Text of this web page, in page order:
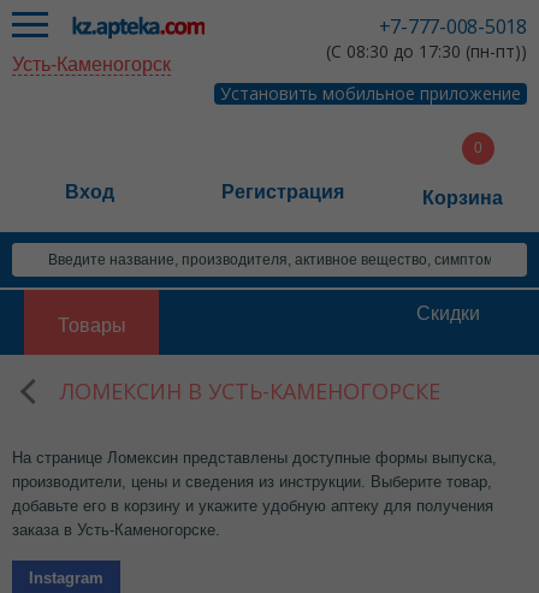
+7-777-008-5018
(С 08:30 до 17:30 (пн-пт))
Установить мобильное приложение
Усть-Каменогорск
Вход Регистрация Корзина
Товары
Скидки
ЛОМЕКСИН В УСТЬ-КАМЕНОГОРСКЕ
На странице Ломексин представлены доступные формы выпуска,
производители, цены и сведения из инструкции. Выберите товар,
добавьте его в корзину и укажите удобную аптеку для получения
заказа в Усть-Каменогорске.
Instagram